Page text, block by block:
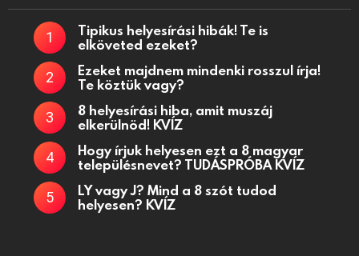
Tipikus helyesírási hibák! Te is
elköveted ezeket?
Ezeket majdnem mindenki rosszul írja!
Te köztük vagy?
8 helyesírási hiba, amit muszáj
elkerülnöd! KVÍZ
Hogy írjuk helyesen ezt a 8 magyar
településnevet? TUDÁSPRÓBA KVÍZ
LY vagy J? Mind a 8 szót tudod
helyesen? KVÍZ